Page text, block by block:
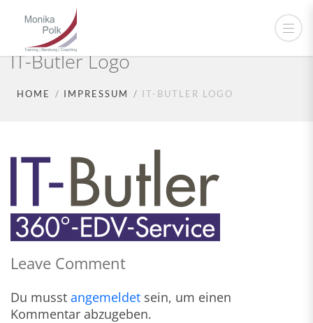
IT-Butler Logo
HOME IMPRESSUM IT-BUTLER LOGO
Leave Comment
Du musst angemeldet sein, um einen
Kommentar abzugeben.